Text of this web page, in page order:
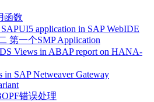
函数
application in SAP WebIDE
第一个SMP Application
Views in ABAP report on HANA-
in SAP Netweaver Gateway
错误处理